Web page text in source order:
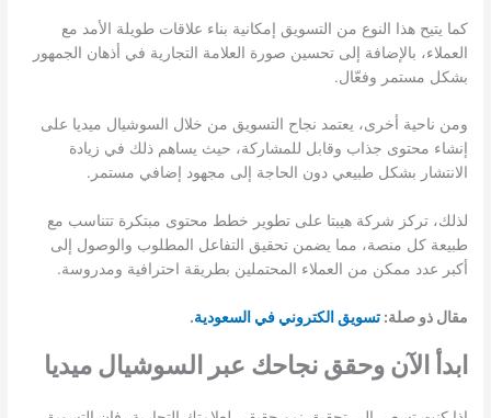
كما يتيح هذا النوع من التسويق إمكانية بناء علاقات طويلة الأمد مع
العملاء، بالإضافة إلى تحسين صورة العلامة التجارية في أذهان الجمهور
بشكل مستمر وفعّال.
ومن ناحية أخرى، يعتمد نجاح التسويق من خلال السوشيال ميديا على
إنشاء محتوى جذاب وقابل للمشاركة، حيث يساهم ذلك في زيادة
الانتشار بشكل طبيعي دون الحاجة إلى مجهود إضافي مستمر.
لذلك، تركز شركة هيبتا على تطوير خطط محتوى مبتكرة تتناسب مع
طبيعة كل منصة، مما يضمن تحقيق التفاعل المطلوب والوصول إلى
أكبر عدد ممكن من العملاء المحتملين بطريقة احترافية ومدروسة.
مقال ذو صلة:تسويق الكتروني في السعودية.
ابدأ الآن وحقق نجاحك عبر السوشيال ميديا